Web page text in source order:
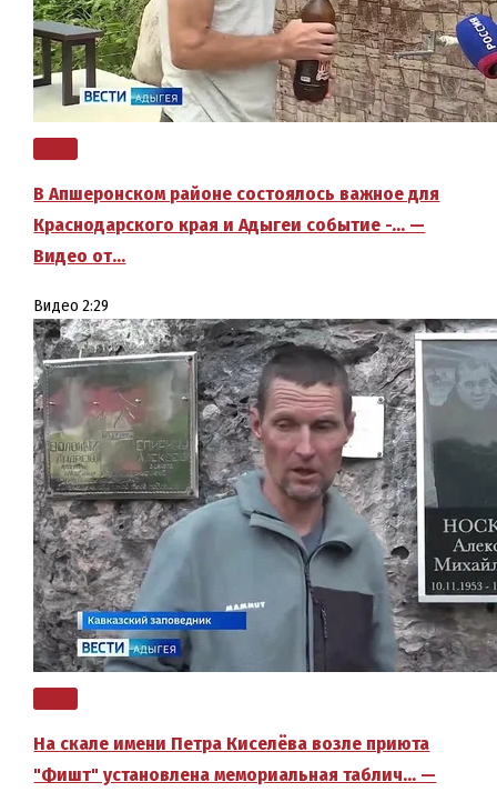
В Апшеронском районе состоялось важное для
Краснодарского края и Адыгеи событие -… —
Видео от…
Видео 2:29
На скале имени Петра Киселёва возле приюта
"Фишт" установлена мемориальная таблич… —